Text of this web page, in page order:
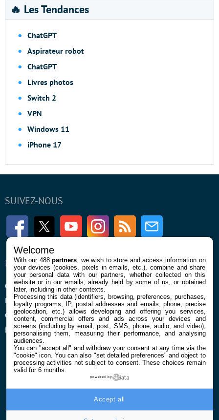
🔥 Les Tendances
ChatGPT
Aspirateur robot
ChatGPT
Livres photos
Switch 2
VPN
Windows 11
iPhone 17
SUIVEZ-NOUS
FacebookTwitter Youtube InstagramRSS Newsletter
ENTREPRISE
Qui sommes nous
Mentions légales et CGU
Confidentialité et Cookies
Préférences cookies
À PROPOS
La rédaction
Contact
Welcome
With our 488partners , we wish to store and access information on
your devices (cookies, pixels in emails, etc.), combine and share
your personal data with our partners, whether collected on this
website or in our emails, already held by some of us, or obtained
later, including in other contexts.
Processing this data (identifiers, browsing, preferences, purchases,
loyalty programs, IP, postal addresses and emails, phone, precise
geolocation, etc.) allows developing and offering you services,
content, commercial offers and ads across your devices and
screens (including by email, post, SMS, phone, audio, and video),
personalising them, measuring their performance, and analysing
audiences.
You can "accept all" and withdraw your consent at any time via the
"cookie" icon. You can also "set detailed preferences" and object to
processing activities not subject to consent. These choices remain
valid for 6 months.
powered by
Accept all